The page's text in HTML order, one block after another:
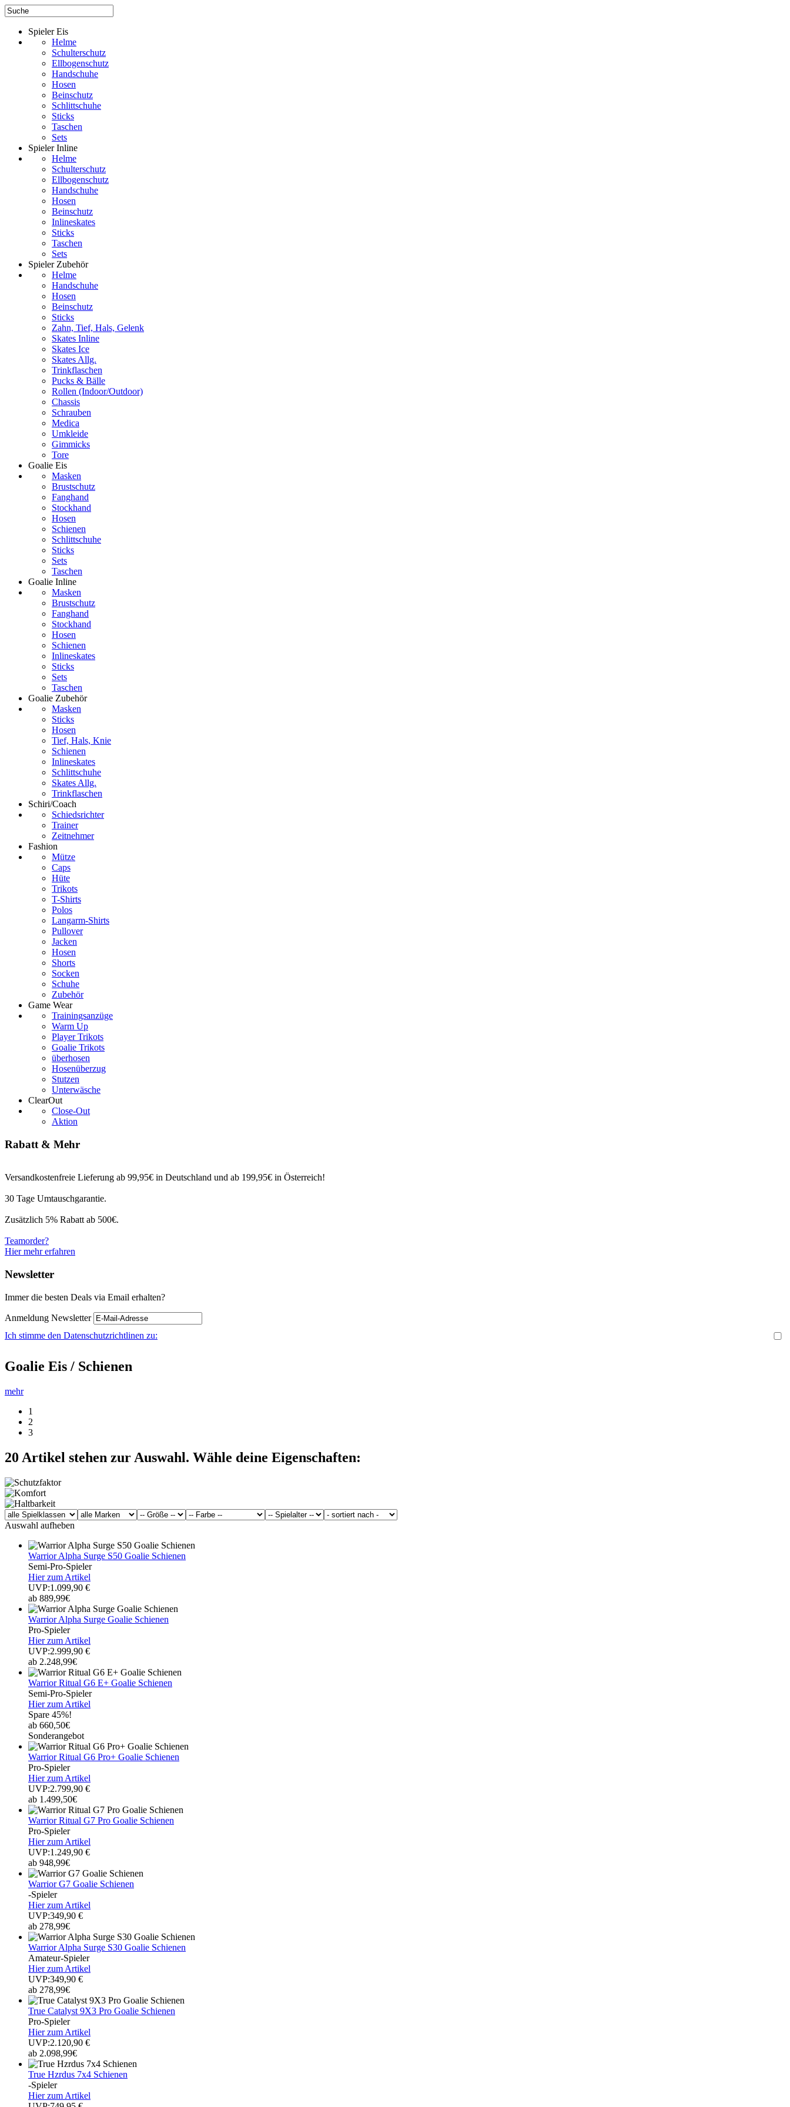
Spieler Eis
Helme
Schulterschutz
Ellbogenschutz
Handschuhe
Hosen
Beinschutz
Schlittschuhe
Sticks
Taschen
Sets
Spieler Inline
Helme
Schulterschutz
Ellbogenschutz
Handschuhe
Hosen
Beinschutz
Inlineskates
Sticks
Taschen
Sets
Spieler Zubehör
Helme
Handschuhe
Hosen
Beinschutz
Sticks
Zahn, Tief, Hals, Gelenk
Skates Inline
Skates Ice
Skates Allg.
Trinkflaschen
Pucks & Bälle
Rollen (Indoor/Outdoor)
Chassis
Schrauben
Medica
Umkleide
Gimmicks
Tore
Goalie Eis
Masken
Brustschutz
Fanghand
Stockhand
Hosen
Schienen
Schlittschuhe
Sticks
Sets
Taschen
Goalie Inline
Masken
Brustschutz
Fanghand
Stockhand
Hosen
Schienen
Inlineskates
Sticks
Sets
Taschen
Goalie Zubehör
Masken
Sticks
Hosen
Tief, Hals, Knie
Schienen
Inlineskates
Schlittschuhe
Skates Allg.
Trinkflaschen
Schiri/Coach
Schiedsrichter
Trainer
Zeitnehmer
Fashion
Mütze
Caps
Hüte
Trikots
T-Shirts
Polos
Langarm-Shirts
Pullover
Jacken
Hosen
Shorts
Socken
Schuhe
Zubehör
Game Wear
Trainingsanzüge
Warm Up
Player Trikots
Goalie Trikots
überhosen
Hosenüberzug
Stutzen
Unterwäsche
ClearOut
Close-Out
Aktion
Rabatt & Mehr
Versandkostenfreie Lieferung ab 99,95€ in Deutschland und ab 199,95€ in Österreich!
30 Tage Umtauschgarantie.
Zusätzlich 5% Rabatt ab 500€.
Teamorder?
Hier mehr erfahren
Newsletter
Immer die besten Deals via Email erhalten?
Anmeldung Newsletter
Ich stimme den Datenschutzrichtlinen zu:
Goalie Eis / Schienen
mehr
1
2
3
20 Artikel stehen zur Auswahl. Wähle deine Eigenschaften:
Auswahl aufheben
Warrior Alpha Surge S50 Goalie Schienen
Semi-Pro-Spieler
Hier zum Artikel
UVP:1.099,90 €
ab 889,99€
Warrior Alpha Surge Goalie Schienen
Pro-Spieler
Hier zum Artikel
UVP:2.999,90 €
ab 2.248,99€
Warrior Ritual G6 E+ Goalie Schienen
Semi-Pro-Spieler
Hier zum Artikel
Spare 45%!
ab 660,50€
Sonderangebot
Warrior Ritual G6 Pro+ Goalie Schienen
Pro-Spieler
Hier zum Artikel
UVP:2.799,90 €
ab 1.499,50€
Warrior Ritual G7 Pro Goalie Schienen
Pro-Spieler
Hier zum Artikel
UVP:1.249,90 €
ab 948,99€
Warrior G7 Goalie Schienen
-Spieler
Hier zum Artikel
UVP:349,90 €
ab 278,99€
Warrior Alpha Surge S30 Goalie Schienen
Amateur-Spieler
Hier zum Artikel
UVP:349,90 €
ab 278,99€
True Catalyst 9X3 Pro Goalie Schienen
Pro-Spieler
Hier zum Artikel
UVP:2.120,90 €
ab 2.098,99€
True Hzrdus 7x4 Schienen
-Spieler
Hier zum Artikel